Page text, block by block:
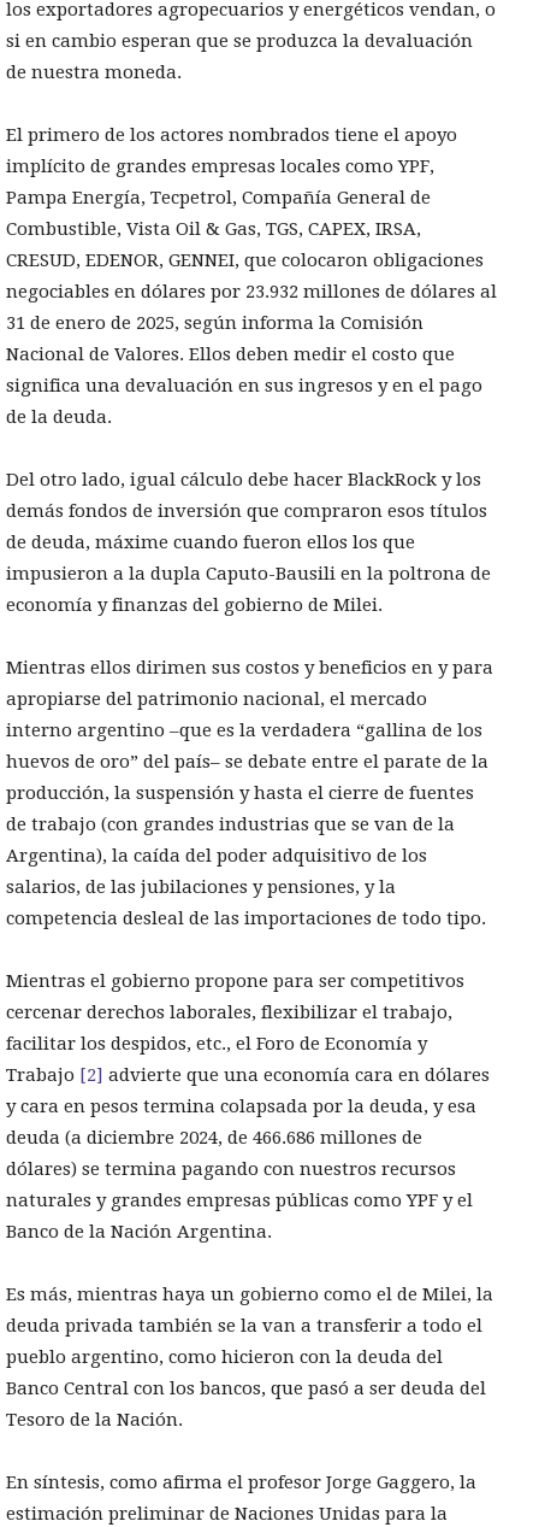
los exportadores agropecuarios y energéticos vendan, o
si en cambio esperan que se produzca la devaluación
de nuestra moneda.
El primero de los actores nombrados tiene el apoyo
implícito de grandes empresas locales como YPF,
Pampa Energía, Tecpetrol, Compañía General de
Combustible, Vista Oil & Gas, TGS, CAPEX, IRSA,
CRESUD, EDENOR, GENNEI, que colocaron obligaciones
negociables en dólares por 23.932 millones de dólares al
31 de enero de 2025, según informa la Comisión
Nacional de Valores. Ellos deben medir el costo que
significa una devaluación en sus ingresos y en el pago
de la deuda.
Del otro lado, igual cálculo debe hacer BlackRock y los
demás fondos de inversión que compraron esos títulos
de deuda, máxime cuando fueron ellos los que
impusieron a la dupla Caputo-Bausili en la poltrona de
economía y finanzas del gobierno de Milei.
Mientras ellos dirimen sus costos y beneficios en y para
apropiarse del patrimonio nacional, el mercado
interno argentino –que es la verdadera “gallina de los
huevos de oro” del país– se debate entre el parate de la
producción, la suspensión y hasta el cierre de fuentes
de trabajo (con grandes industrias que se van de la
Argentina), la caída del poder adquisitivo de los
salarios, de las jubilaciones y pensiones, y la
competencia desleal de las importaciones de todo tipo.
Mientras el gobierno propone para ser competitivos
cercenar derechos laborales, flexibilizar el trabajo,
facilitar los despidos, etc., el Foro de Economía y
Trabajo [2] advierte que una economía cara en dólares
y cara en pesos termina colapsada por la deuda, y esa
deuda (a diciembre 2024, de 466.686 millones de
dólares) se termina pagando con nuestros recursos
naturales y grandes empresas públicas como YPF y el
Banco de la Nación Argentina.
Es más, mientras haya un gobierno como el de Milei, la
deuda privada también se la van a transferir a todo el
pueblo argentino, como hicieron con la deuda del
Banco Central con los bancos, que pasó a ser deuda del
Tesoro de la Nación.
En síntesis, como afirma el profesor Jorge Gaggero, la
estimación preliminar de Naciones Unidas para la